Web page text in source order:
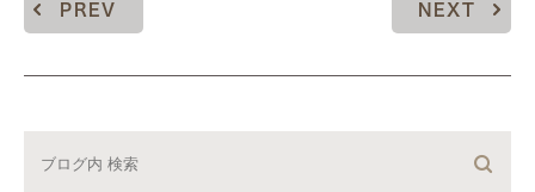
PREV NEXT